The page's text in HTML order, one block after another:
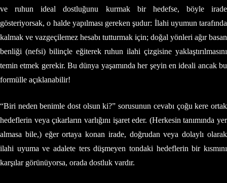
ve ruhun ideal dostluğunu kurmak bir hedefse, böyle irade
gösteriyorsak, o halde yapılması gereken şudur: İlahi uyumun tarafında
kalmak ve vazgeçilemez hesabı tutturmak için; doğal yönleri ağır basan
benliği (nefsi) bilinçle eğiterek ruhun ilahi çizgisine yaklaştırılmasını
temin etmek gerekir. Bu dünya yaşamında her şeyin en ideali ancak bu
formülle açıklanabilir!
“Biri neden benimle dost olsun ki?” sorusunun cevabı çoğu kere ortak
hedeflerin veya çıkarların varlığını işaret eder. (Herkesin tanımında yer
almasa bile,) eğer ortaya konan irade, doğrudan veya dolaylı olarak
ilahi uyuma ve adalete ters düşmeyen tondaki hedeflerin bir kısmını
karşılar görünüyorsa, orada dostluk vardır.